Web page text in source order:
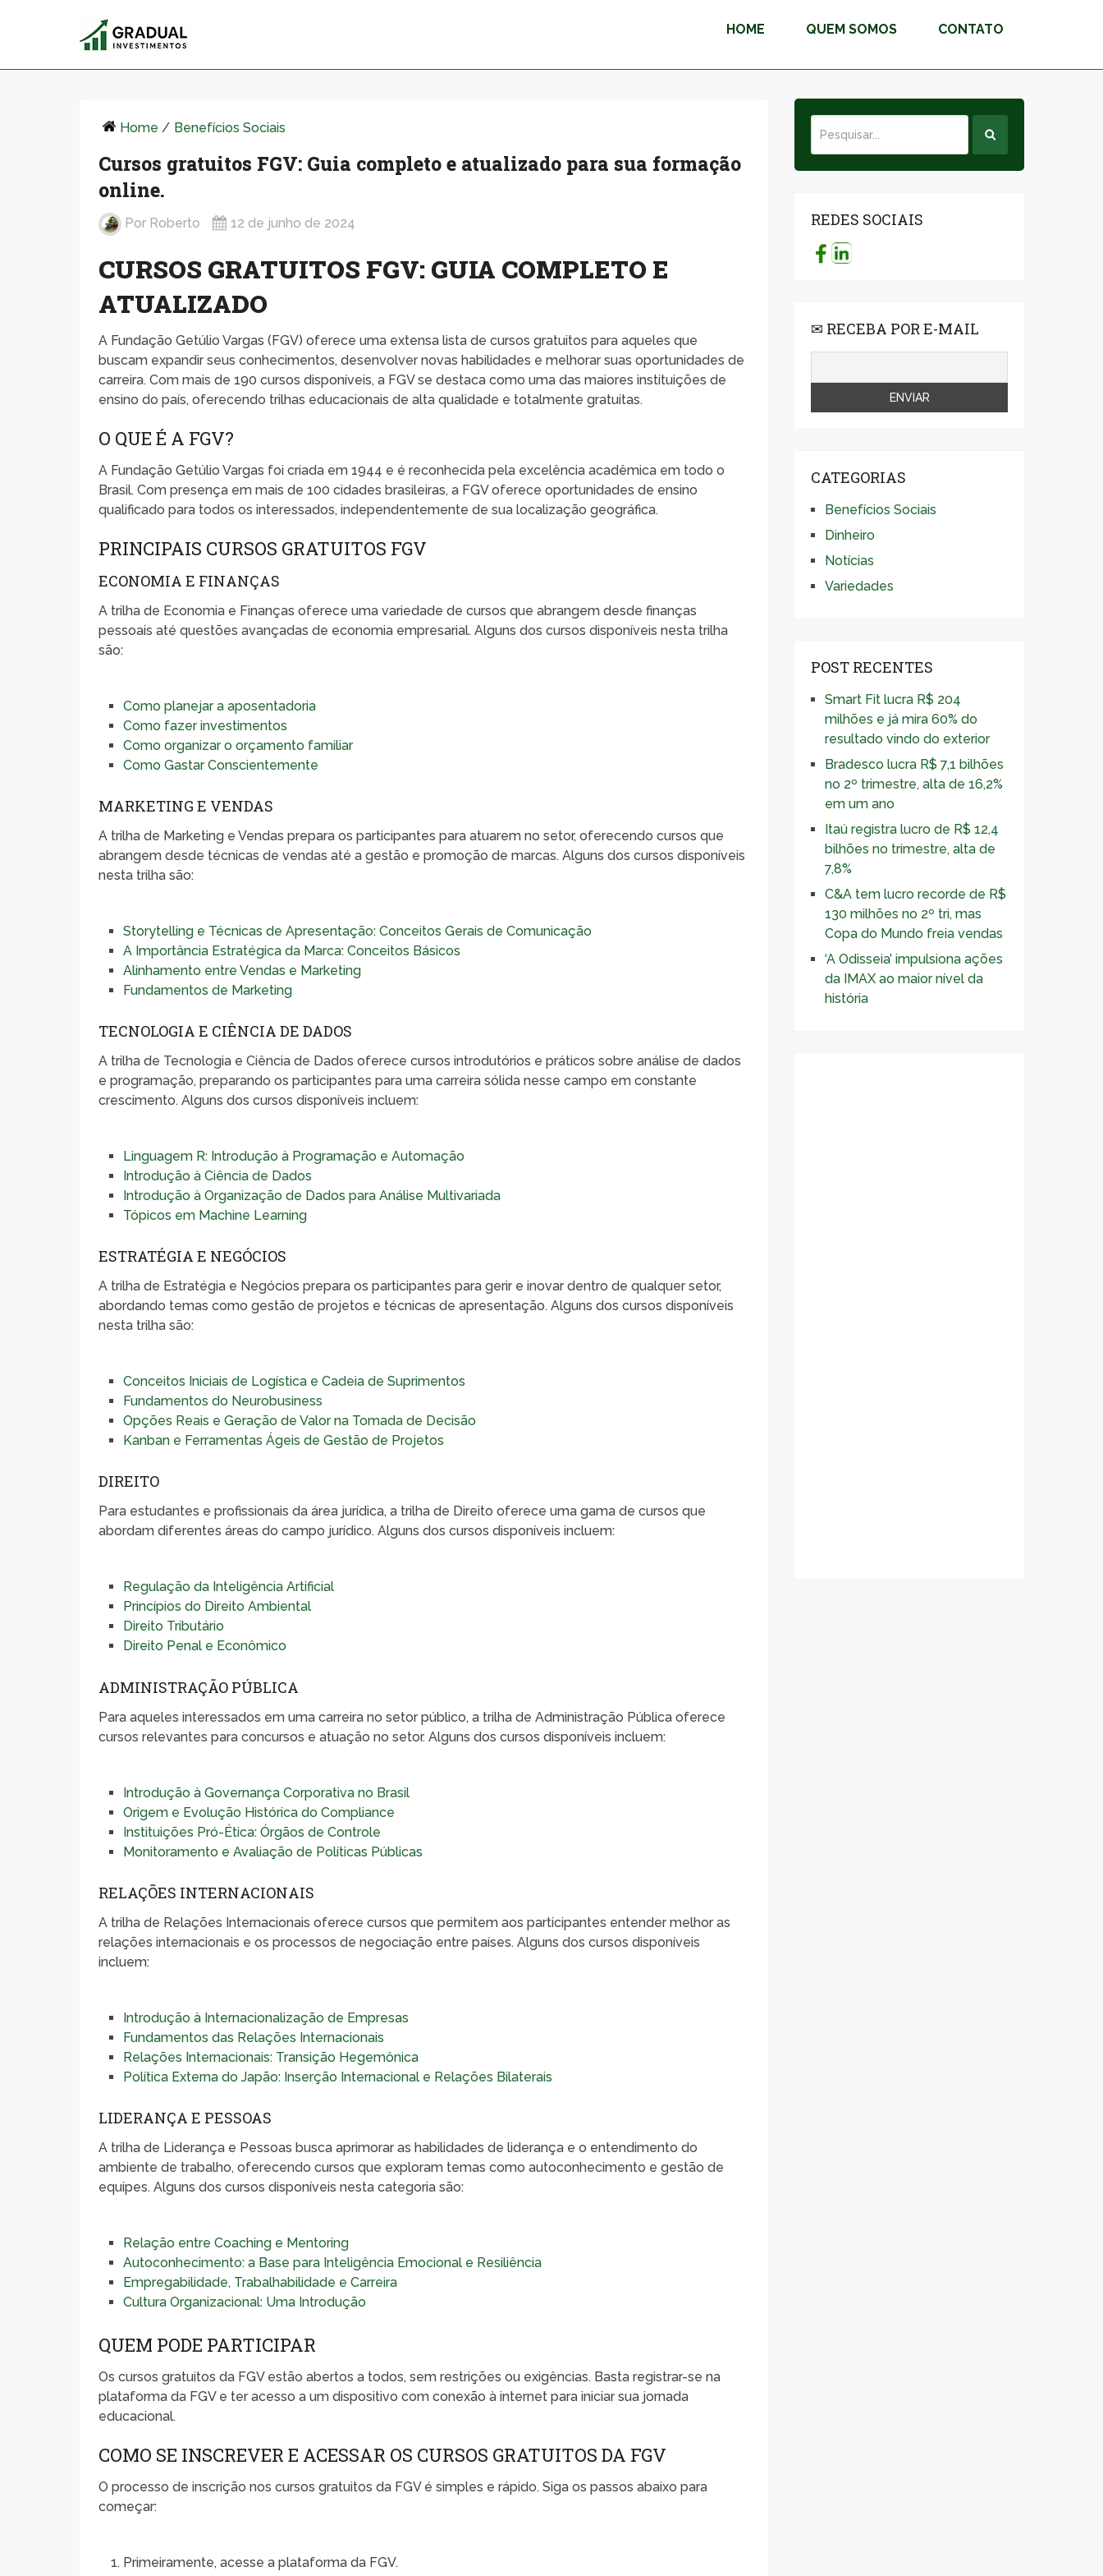
HOME QUEM SOMOS CONTATO
Home / Benefícios Sociais
Cursos gratuitos FGV: Guia completo e atualizado para sua formação
online.
Por Roberto 12 de junho de 2024
CURSOS GRATUITOS FGV: GUIA COMPLETO E
ATUALIZADO
A Fundação Getúlio Vargas (FGV) oferece uma extensa lista de cursos gratuitos para aqueles que
buscam expandir seus conhecimentos, desenvolver novas habilidades e melhorar suas oportunidades de
carreira. Com mais de 190 cursos disponíveis, a FGV se destaca como uma das maiores instituições de
ensino do país, oferecendo trilhas educacionais de alta qualidade e totalmente gratuitas.
O QUE É A FGV?
A Fundação Getúlio Vargas foi criada em 1944 e é reconhecida pela excelência acadêmica em todo o
Brasil. Com presença em mais de 100 cidades brasileiras, a FGV oferece oportunidades de ensino
qualificado para todos os interessados, independentemente de sua localização geográfica.
PRINCIPAIS CURSOS GRATUITOS FGV
ECONOMIA E FINANÇAS
A trilha de Economia e Finanças oferece uma variedade de cursos que abrangem desde finanças
pessoais até questões avançadas de economia empresarial. Alguns dos cursos disponíveis nesta trilha
são:
Como planejar a aposentadoria
Como fazer investimentos
Como organizar o orçamento familiar
Como Gastar Conscientemente
MARKETING E VENDAS
A trilha de Marketing e Vendas prepara os participantes para atuarem no setor, oferecendo cursos que
abrangem desde técnicas de vendas até a gestão e promoção de marcas. Alguns dos cursos disponíveis
nesta trilha são:
Storytelling e Técnicas de Apresentação: Conceitos Gerais de Comunicação
A Importância Estratégica da Marca: Conceitos Básicos
Alinhamento entre Vendas e Marketing
Fundamentos de Marketing
TECNOLOGIA E CIÊNCIA DE DADOS
A trilha de Tecnologia e Ciência de Dados oferece cursos introdutórios e práticos sobre análise de dados
e programação, preparando os participantes para uma carreira sólida nesse campo em constante
crescimento. Alguns dos cursos disponíveis incluem:
Linguagem R: Introdução à Programação e Automação
Introdução à Ciência de Dados
Introdução à Organização de Dados para Análise Multivariada
Tópicos em Machine Learning
ESTRATÉGIA E NEGÓCIOS
A trilha de Estratégia e Negócios prepara os participantes para gerir e inovar dentro de qualquer setor,
abordando temas como gestão de projetos e técnicas de apresentação. Alguns dos cursos disponíveis
nesta trilha são:
Conceitos Iniciais de Logística e Cadeia de Suprimentos
Fundamentos do Neurobusiness
Opções Reais e Geração de Valor na Tomada de Decisão
Kanban e Ferramentas Ágeis de Gestão de Projetos
DIREITO
Para estudantes e profissionais da área jurídica, a trilha de Direito oferece uma gama de cursos que
abordam diferentes áreas do campo jurídico. Alguns dos cursos disponíveis incluem:
Regulação da Inteligência Artificial
Princípios do Direito Ambiental
Direito Tributário
Direito Penal e Econômico
ADMINISTRAÇÃO PÚBLICA
Para aqueles interessados em uma carreira no setor público, a trilha de Administração Pública oferece
cursos relevantes para concursos e atuação no setor. Alguns dos cursos disponíveis incluem:
Introdução à Governança Corporativa no Brasil
Origem e Evolução Histórica do Compliance
Instituições Pró-Ética: Órgãos de Controle
Monitoramento e Avaliação de Políticas Públicas
RELAÇÕES INTERNACIONAIS
A trilha de Relações Internacionais oferece cursos que permitem aos participantes entender melhor as
relações internacionais e os processos de negociação entre países. Alguns dos cursos disponíveis
incluem:
Introdução à Internacionalização de Empresas
Fundamentos das Relações Internacionais
Relações Internacionais: Transição Hegemônica
Política Externa do Japão: Inserção Internacional e Relações Bilaterais
LIDERANÇA E PESSOAS
A trilha de Liderança e Pessoas busca aprimorar as habilidades de liderança e o entendimento do
ambiente de trabalho, oferecendo cursos que exploram temas como autoconhecimento e gestão de
equipes. Alguns dos cursos disponíveis nesta categoria são:
Relação entre Coaching e Mentoring
Autoconhecimento: a Base para Inteligência Emocional e Resiliência
Empregabilidade, Trabalhabilidade e Carreira
Cultura Organizacional: Uma Introdução
QUEM PODE PARTICIPAR
Os cursos gratuitos da FGV estão abertos a todos, sem restrições ou exigências. Basta registrar-se na
plataforma da FGV e ter acesso a um dispositivo com conexão à internet para iniciar sua jornada
educacional.
COMO SE INSCREVER E ACESSAR OS CURSOS GRATUITOS DA FGV
O processo de inscrição nos cursos gratuitos da FGV é simples e rápido. Siga os passos abaixo para
começar:
Primeiramente, acesse a plataforma da FGV.
REDES SOCIAIS
✉ RECEBA POR E-MAIL
CATEGORIAS
Benefícios Sociais
Dinheiro
Notícias
Variedades
POST RECENTES
Smart Fit lucra R$ 204
milhões e já mira 60% do
resultado vindo do exterior
Bradesco lucra R$ 7,1 bilhões
no 2º trimestre, alta de 16,2%
em um ano
Itaú registra lucro de R$ 12,4
bilhões no trimestre, alta de
7,8%
C&A tem lucro recorde de R$
130 milhões no 2º tri, mas
Copa do Mundo freia vendas
‘A Odisseia’ impulsiona ações
da IMAX ao maior nível da
história